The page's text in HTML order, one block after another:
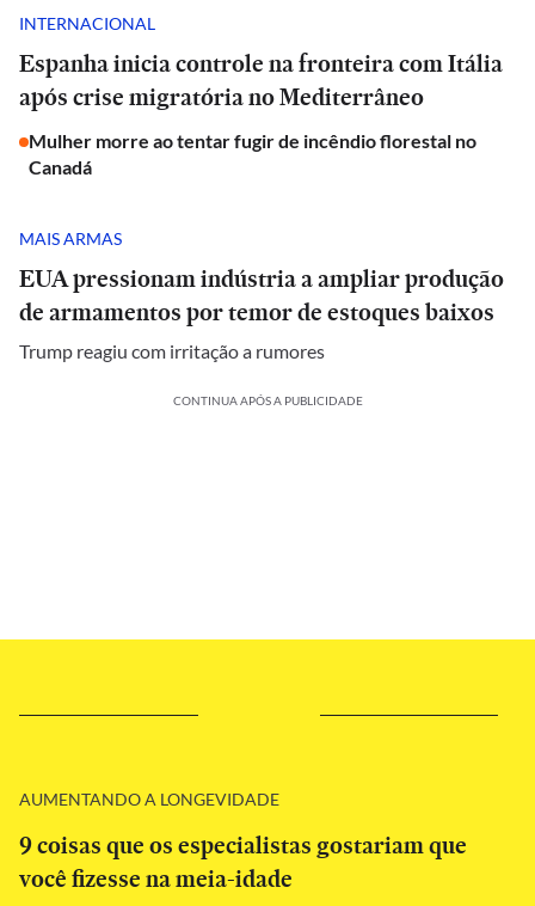
INTERNACIONAL
Espanha inicia controle na fronteira com Itália
após crise migratória no Mediterrâneo
Mulher morre ao tentar fugir de incêndio florestal no
Canadá
MAIS ARMAS
EUA pressionam indústria a ampliar produção
de armamentos por temor de estoques baixos
Trump reagiu com irritação a rumores
CONTINUA APÓS A PUBLICIDADE
AUMENTANDO A LONGEVIDADE
9 coisas que os especialistas gostariam que
você fizesse na meia-idade